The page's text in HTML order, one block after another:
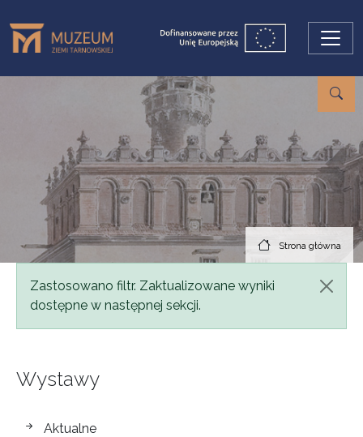
Strona główna
Komunikat
Zastosowano filtr. Zaktualizowane wyniki
dostępne w następnej sekcji.
Wystawy
wystawy
Aktualne